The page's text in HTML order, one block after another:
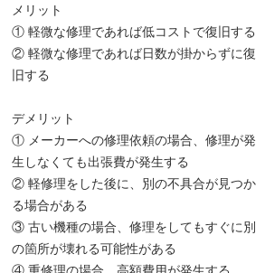
メリット
① 軽微な修理であれば低コストで復旧する
② 軽微な修理であれば日数が掛からずに復
旧する
デメリット
① メーカーへの修理依頼の場合、修理が発
生しなくても出張費が発生する
② 軽修理をした後に、別の不具合が見つか
る場合がある
③ 古い機種の場合、修理をしてもすぐに別
の箇所が壊れる可能性がある